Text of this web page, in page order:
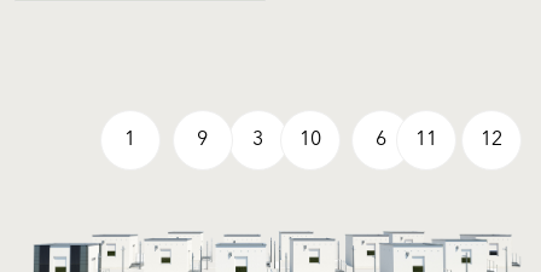
1 3 6
9 10 11 12